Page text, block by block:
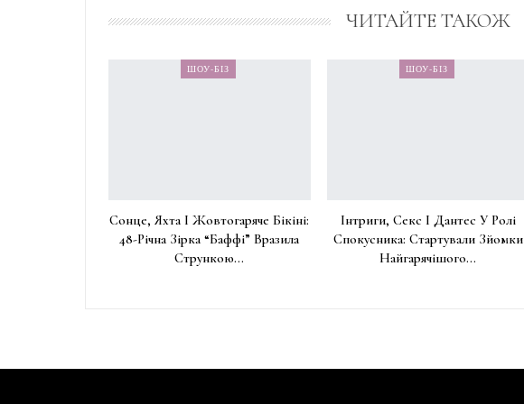
ЧИТАЙТЕ ТАКОЖ
ШОУ-БІЗ
Сонце, Яхта І Жовтогаряче Бікіні:
48-Річна Зірка “Баффі” Вразила
Стрункою…
ШОУ-БІЗ
Інтриги, Секс І Дантес У Ролі
Спокусника: Стартували Зйомки
Найгарячішого…